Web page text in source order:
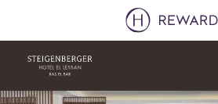
Sklíčko 1 z 1
10. 08. 2026
1 Pokoj(e) ⋅ 1 Osoba